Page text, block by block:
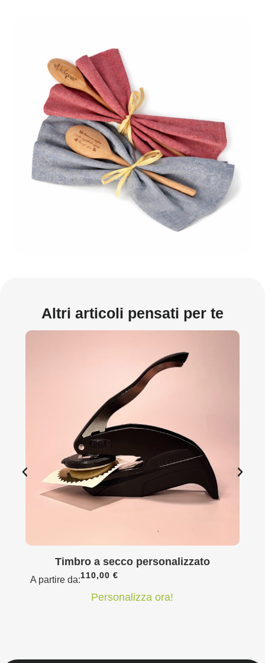
Altri articoli pensati per te
Timbro a secco personalizzato
A partire da:110,00 €
Personalizza ora!